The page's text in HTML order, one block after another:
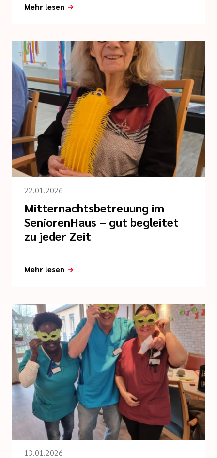
Mehr lesen
22.01.2026
Mitternachtsbetreuung im
SeniorenHaus – gut begleitet
zu jeder Zeit
Mehr lesen
13.01.2026